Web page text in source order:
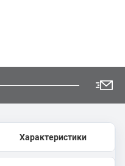
Характеристики